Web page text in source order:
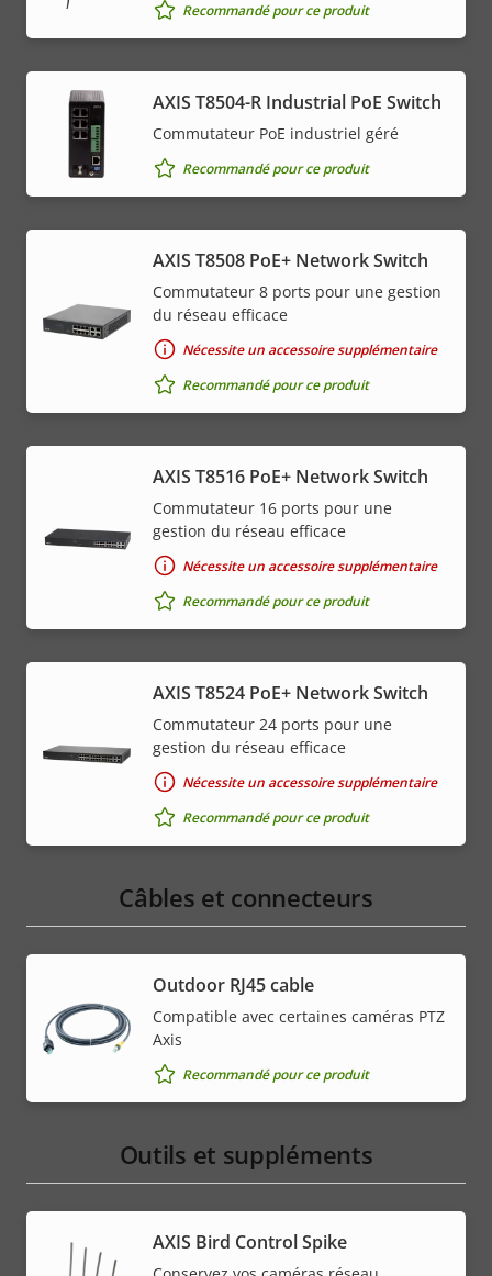
Recommandé pour ce produit
AXIS T8504-R Industrial PoE Switch
Commutateur PoE industriel géré
Recommandé pour ce produit
AXIS T8508 PoE+ Network Switch
Commutateur 8 ports pour une gestion
du réseau efficace
Nécessite un accessoire supplémentaire
Recommandé pour ce produit
AXIS T8516 PoE+ Network Switch
Commutateur 16 ports pour une
gestion du réseau efficace
Nécessite un accessoire supplémentaire
Recommandé pour ce produit
AXIS T8524 PoE+ Network Switch
Commutateur 24 ports pour une
gestion du réseau efficace
Nécessite un accessoire supplémentaire
Recommandé pour ce produit
Câbles et connecteurs
Outdoor RJ45 cable
Compatible avec certaines caméras PTZ
Axis
Recommandé pour ce produit
Outils et suppléments
AXIS Bird Control Spike